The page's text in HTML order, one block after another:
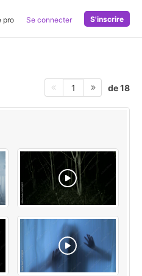
pro Se connecter S'inscrire
1 de 18